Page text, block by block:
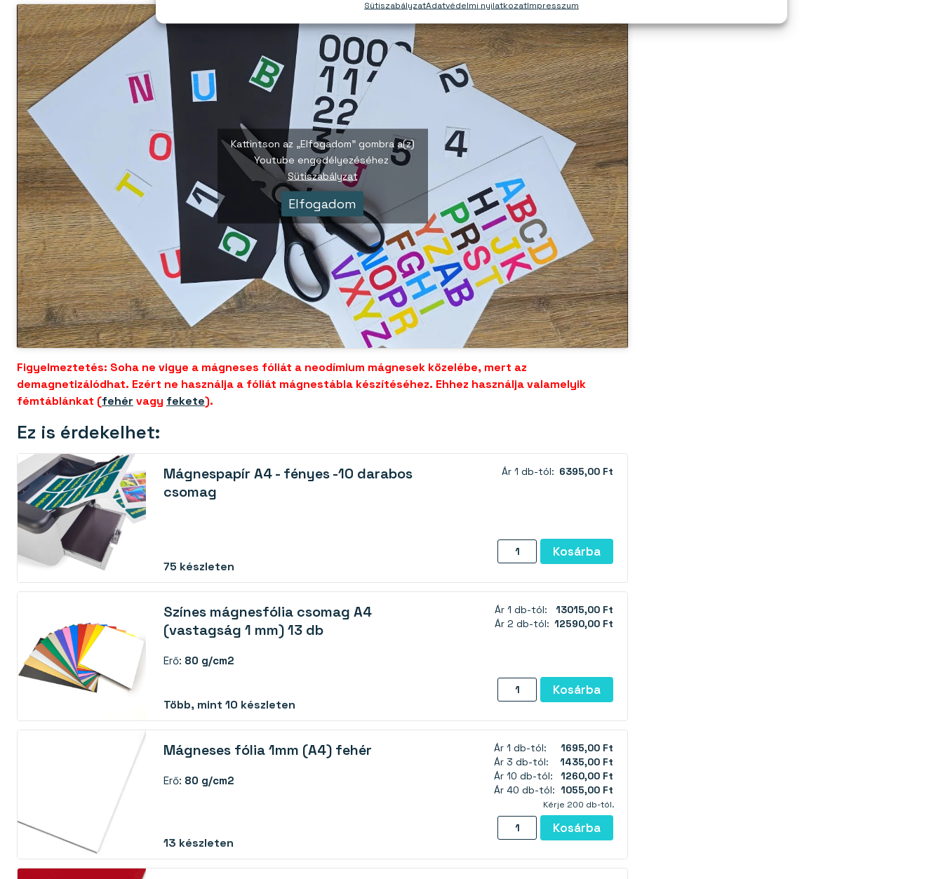
SütiszabályzatAdatvédelmi nyilatkozatImpresszum
Kattintson az „Elfogadom” gombra a(z)
Youtube engedélyezéséhez
Sütiszabályzat
Elfogadom
Figyelmeztetés: Soha ne vigye a mágneses fóliát a neodímium mágnesek közelébe, mert az
demagnetizálódhat. Ezért ne használja a fóliát mágnestábla készítéséhez. Ehhez használja valamelyik
fémtáblánkat (fehér vagy fekete).
Ez is érdekelhet:
Mágnespapír A4 - fényes -10 darabos
csomag
75 készleten
Ár 1 db-tól: 6395,00 Ft
Mágnespapír
A4
-
-10
darabos
Kosárba
Színes mágnesfólia csomag A4
(vastagság 1 mm) 13 db
Erő: 80 g/cm2
Több, mint 10 készleten
Ár 1 db-tól:
13015,00 Ft
Ár 2 db-tól: 12590,00 Ft
Színes
mágnesfólia
csomag
(vastagság
1
mm)
db
mennyiség
Kosárba
Mágneses fólia 1mm (A4) fehér
Erő: 80 g/cm2
13 készleten
Ár 1 db-tól:
1695,00 Ft
Ár 3 db-tól:
1435,00 Ft
Ár 10 db-tól:
1260,00 Ft
Ár 40 db-tól: 1055,00 Ft
Kérje 200 db-tól.
Mágneses
fólia
1mm
Kosárba